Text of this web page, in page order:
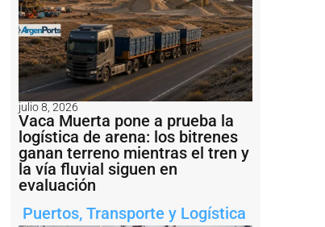
julio 8, 2026
Vaca Muerta pone a prueba la
logística de arena: los bitrenes
ganan terreno mientras el tren y
la vía fluvial siguen en
evaluación
Puertos, Transporte y Logística